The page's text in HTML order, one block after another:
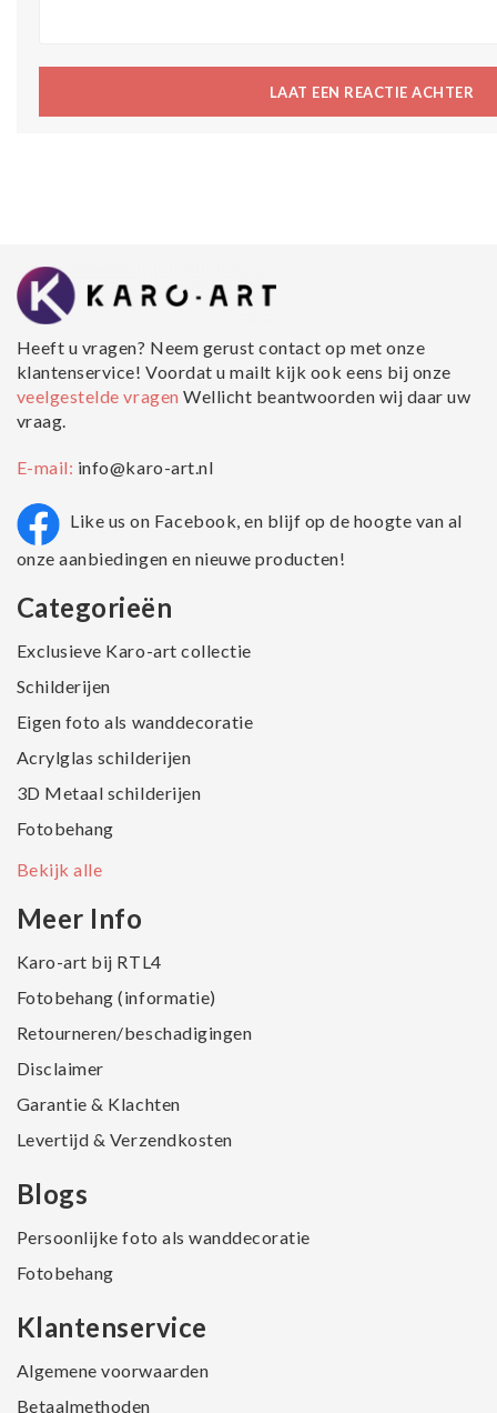
LAAT EEN REACTIE ACHTER
Heeft u vragen? Neem gerust contact op met onze
klantenservice! Voordat u mailt kijk ook eens bij onze
veelgestelde vragenWellicht beantwoorden wij daar uw
vraag.
E-mail: info@karo-art.nl
Like us on Facebook, en blijf op de hoogte van al
onze aanbiedingen en nieuwe producten!
Categorieën
Exclusieve Karo-art collectie
Schilderijen
Eigen foto als wanddecoratie
Acrylglas schilderijen
3D Metaal schilderijen
Fotobehang
Bekijk alle
Meer Info
Karo-art bij RTL4
Fotobehang (informatie)
Retourneren/beschadigingen
Disclaimer
Garantie & Klachten
Levertijd & Verzendkosten
Blogs
Persoonlijke foto als wanddecoratie
Fotobehang
Klantenservice
Algemene voorwaarden
Betaalmethoden